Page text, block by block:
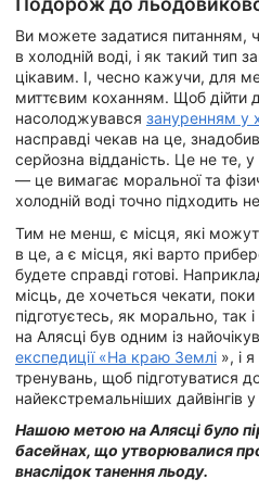
Ви можете задатися питанням,
в холодній воді, і як такий тип
цікавим. І, чесно кажучи, для
миттєвим коханням. Щоб дійти
насолоджувався зануренням у
насправді чекав на це,
серйозна відданість. Це не те,
— це вимагає моральної та
холодній воді точно підходить
Тим не менш, є місця, які
в це, а є місця, які варто
будете справді готові.
місць, де хочеться чекати,
підготуєтесь, як морально, так
на Алясці був одним із
експедиції «На краю Землі », і
тренувань, щоб підготуватися
найекстремальніших дайвінгів
Нашою метою на Алясці було
басейнах, що утворювалися
внаслідок танення льоду.